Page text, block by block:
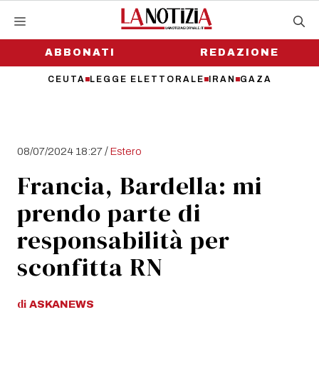
contenutoABBONATI
CEUTA LEGGE ELETTORALE IRAN GAZA
REDAZIONE
08/07/2024 18:27/Estero
Francia, Bardella: mi
prendo parte di
responsabilità per
sconfitta RN
di ASKANEWS